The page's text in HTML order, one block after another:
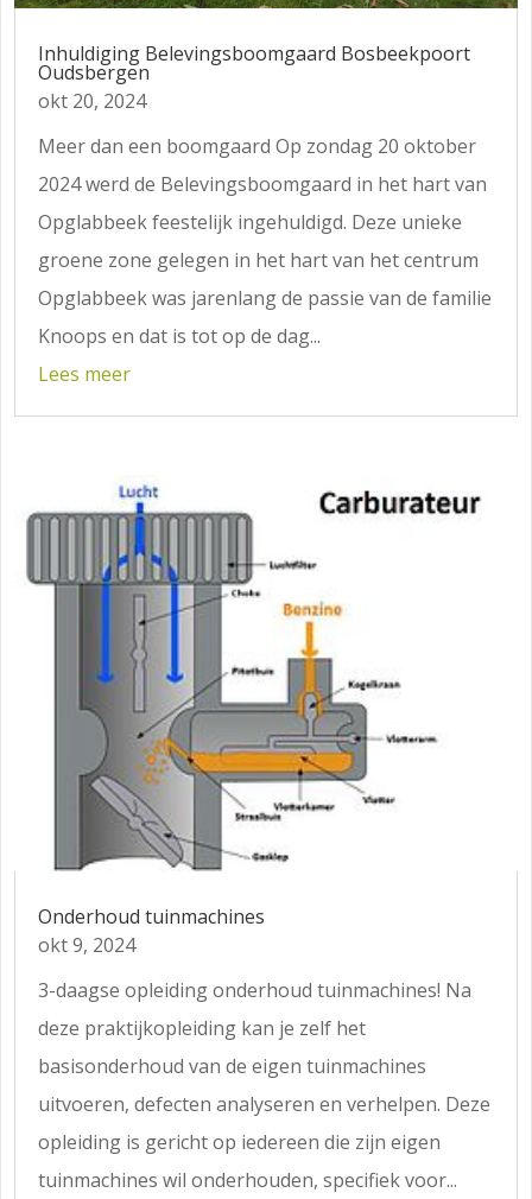
Inhuldiging Belevingsboomgaard Bosbeekpoort
Oudsbergen
okt 20, 2024
Meer dan een boomgaard Op zondag 20 oktober
2024 werd de Belevingsboomgaard in het hart van
Opglabbeek feestelijk ingehuldigd. Deze unieke
groene zone gelegen in het hart van het centrum
Opglabbeek was jarenlang de passie van de familie
Knoops en dat is tot op de dag...
Lees meer
Onderhoud tuinmachines
okt 9, 2024
3-daagse opleiding onderhoud tuinmachines! Na
deze praktijkopleiding kan je zelf het
basisonderhoud van de eigen tuinmachines
uitvoeren, defecten analyseren en verhelpen. Deze
opleiding is gericht op iedereen die zijn eigen
tuinmachines wil onderhouden, specifiek voor...